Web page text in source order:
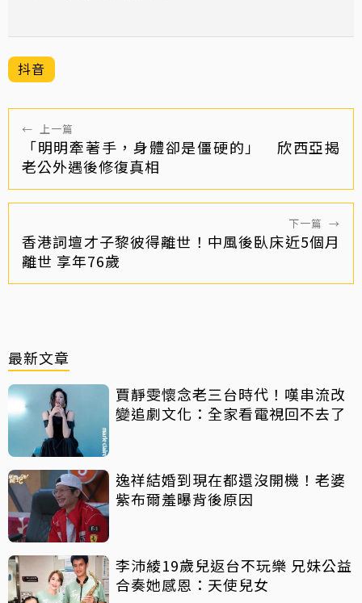
抖音
← 上一篇
「明明牽著手，身體卻是僵硬的」 欣西亞揭
老公外遇後修復真相
下一篇 →
香港詞壇才子黎彼得離世！中風後臥床近5個月
離世 享年76歲
最新文章
賈靜雯懷念老三台時代！嘆串流改
變追劇文化：全家看電視回不去了
逸祥結婚到現在都還沒開機！老婆
紫布爾羞曝背後原因
李沛綾19歲兒返台不玩樂 兄妹公益
合奏她感恩：天使兒女